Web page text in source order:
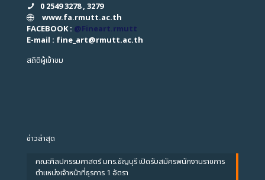
0 2549 3278 , 3279
www.fa.rmutt.ac.th
FACEBOOK : @Fineart.rmutt
E-mail : fine_art@rmutt.ac.th
สถิติผู้เข้าชม
ข่าวล่าสุด
คณะศิลปกรรมศาสตร์ มทร.ธัญบุรี เปิดรับสมัครพนักงานราชการ
ตำแหน่งเจ้าหน้าที่ธุรการ 1 อัตรา